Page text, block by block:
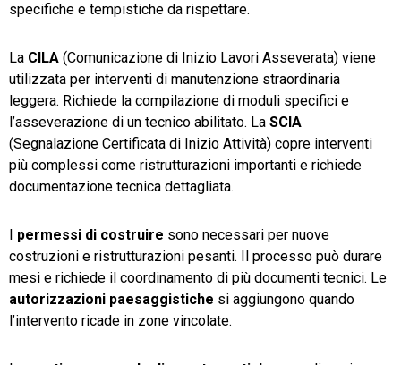
specifiche e tempistiche da rispettare.
La CILA (Comunicazione di Inizio Lavori Asseverata) viene
utilizzata per interventi di manutenzione straordinaria
leggera. Richiede la compilazione di moduli specifici e
l’asseverazione di un tecnico abilitato. La SCIA
(Segnalazione Certificata di Inizio Attività) copre interventi
più complessi come ristrutturazioni importanti e richiede
documentazione tecnica dettagliata.
permessi di costruire sono necessari per nuove
costruzioni e ristrutturazioni pesanti. Il processo può durare
mesi e richiede il coordinamento di più documenti tecnici. Le
autorizzazioni paesaggistiche si aggiungono quando
l’intervento ricade in zone vincolate.